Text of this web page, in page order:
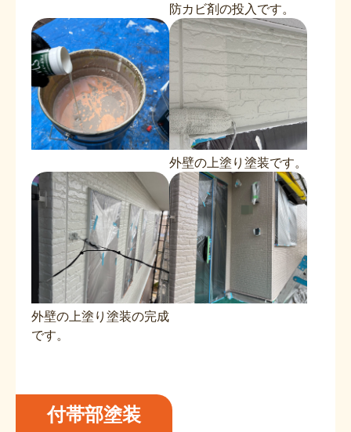
防カビ剤の投入です。
外壁の上塗り塗装です。
外壁の上塗り塗装の完成
です。
付帯部塗装